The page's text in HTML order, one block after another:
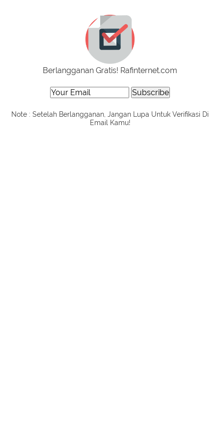
Berlangganan Gratis! Rafinternet.com
Note : Setelah Berlangganan, Jangan Lupa Untuk Verifikasi Di
Email Kamu!